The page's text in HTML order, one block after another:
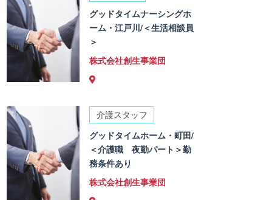
グッドタイムナーシングホ
ーム・江戸川/＜生活相談員
＞
株式会社創生事業団
介護スタッフ
グッドタイムホーム・町田/
＜介護職 夜勤パート＞勤
務条件あり
株式会社創生事業団